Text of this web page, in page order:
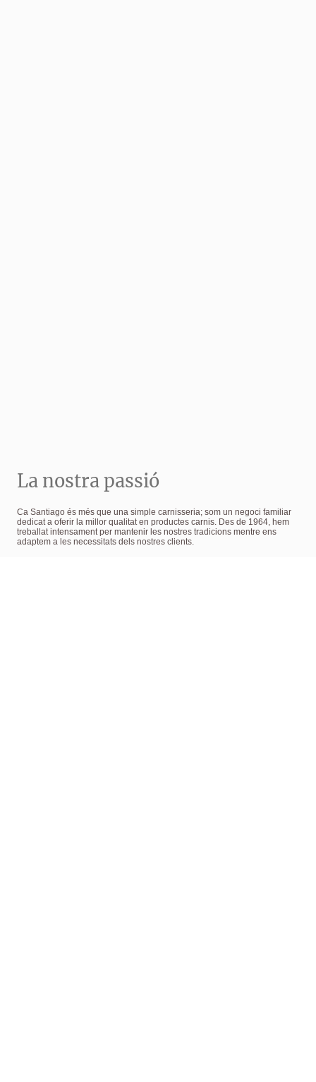
La nostra passió
Ca Santiago és més que una simple carnisseria; som un negoci familiar
dedicat a oferir la millor qualitat en productes carnis. Des de 1964, hem
treballat intensament per mantenir les nostres tradicions mentre ens
adaptem a les necessitats dels nostres clients.